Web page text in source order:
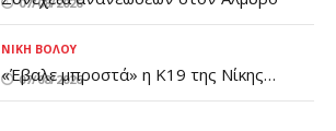
ΝΊΚΗ ΒΌΛΟΥ
«Έβαλε μπροστά» η Κ19 της Νίκης
Βόλου (pic)
07/08/2026